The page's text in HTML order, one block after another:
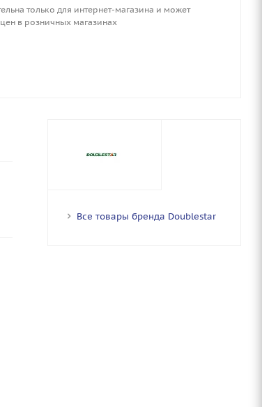
только для интернет-магазина и может
цен в розничных магазинах
Все товары бренда Doublestar